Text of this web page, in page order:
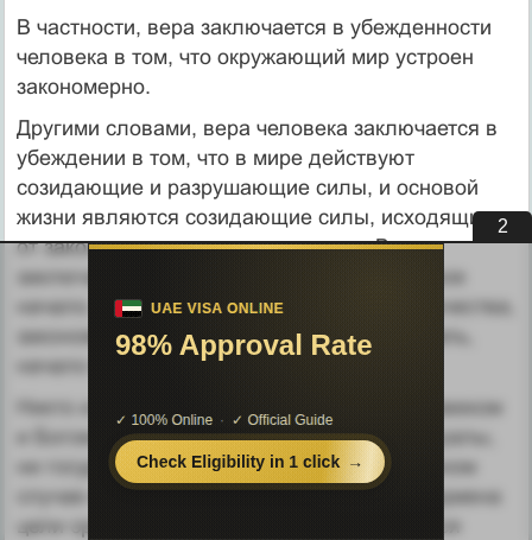
В частности, вера заключается в убежденности
человека в том, что окружающий мир устроен
закономерно.
Другими словами, вера человека заключается в
убеждении в том, что в мире действуют
созидающие и разрушающие силы, и основой
жизни являются созидающие силы, исходящие
от закономерного начала природы. Вера
заключается также в том, что все имеет свое
начало. Бог проявляется как причина творчества,
закономерное начало природы, прародитель,
начало всего.
Никто и ничто не может стоять между человеком
и Богом в качестве конечной цели - ни ритуалы,
ни государство, ни другие люди. В противном
случае имеет место идолопоклонство - подмена
цели средством, идолом. Человек лишается
1